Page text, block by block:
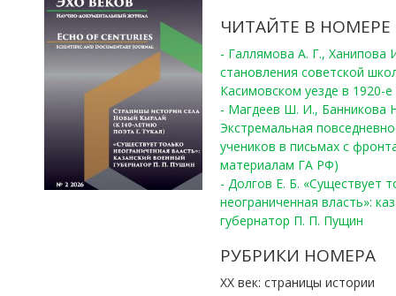
ЧИТАЙТЕ В НОМЕРЕ
- Галлямова А. Г.,
становления советской
Касимовском уезде в 1920-е
- Магдеев Ш. И., Банникова
Экстремальная
учеников в письмах с
материалам ГА РФ)
- Долгов Е. Б. «Существует
неограниченная власть»:
губернатор П. П. Пущин
РУБРИКИ НОМЕРА
ХХ век: страницы истории